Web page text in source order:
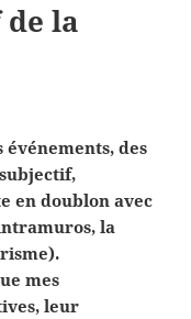
de la
événements, des
en doublon avec
la
mes
leur